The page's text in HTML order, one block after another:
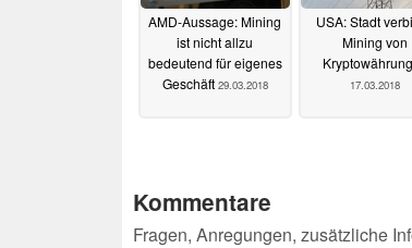
AMD-Aussage: Mining
ist nicht allzu
bedeutend für eigenes
Geschäft 29.03.2018
USA: Stadt
Mining von
17.03.2018
Kommentare
Fragen, Anregungen, zusätzliche